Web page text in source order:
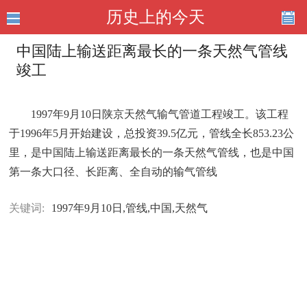
历史上的今天
中国陆上输送距离最长的一条天然气管线
竣工
1997年9月10日陕京天然气输气管道工程竣工。该工程
于1996年5月开始建设，总投资39.5亿元，管线全长853.23公
里，是中国陆上输送距离最长的一条天然气管线，也是中国
第一条大口径、长距离、全自动的输气管线
关键词: 1997年9月10日,管线,中国,天然气